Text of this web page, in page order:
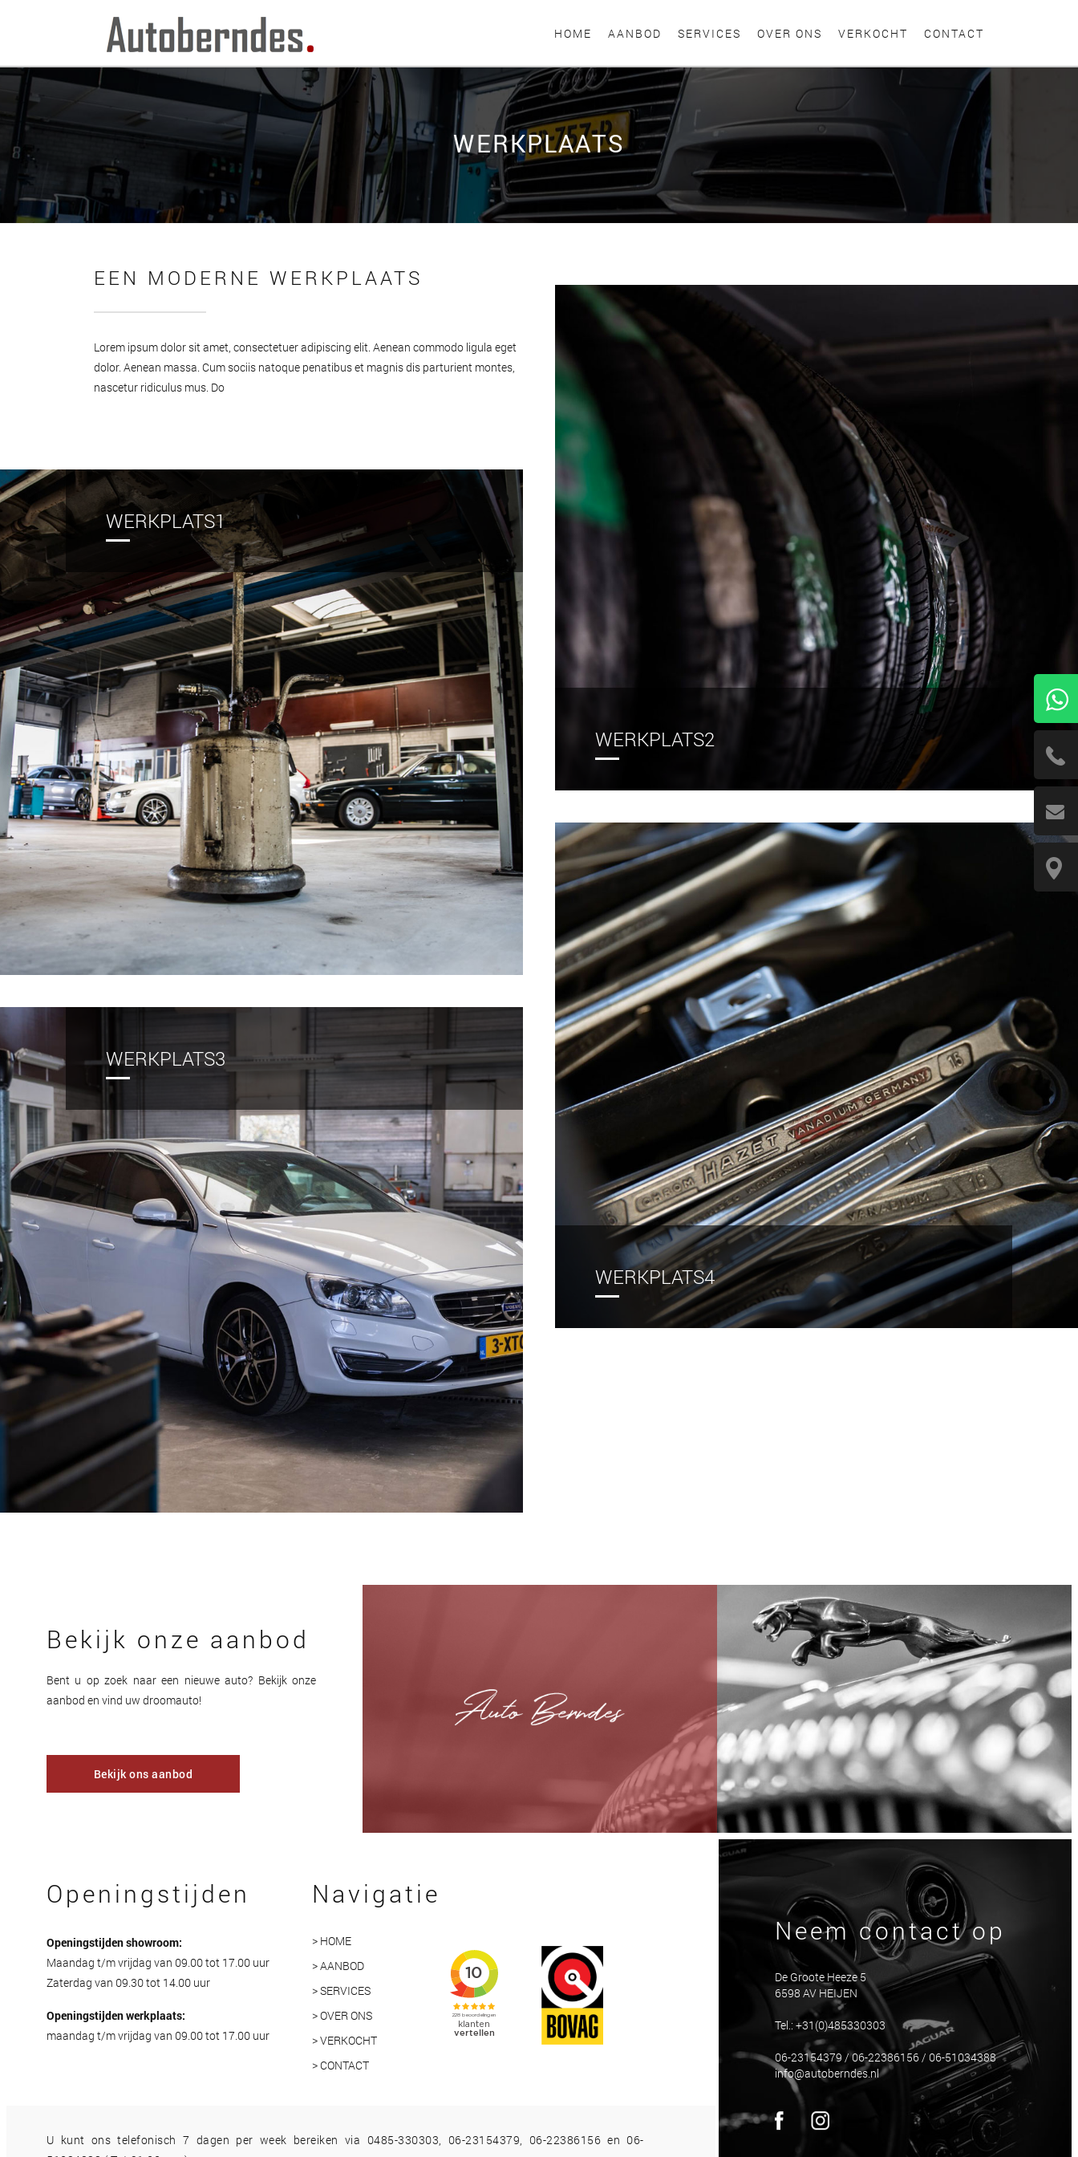
HOME AANBOD SERVICES OVER ONS VERKOCHT CONTACT
WERKPLAATS
EEN MODERNE WERKPLAATS
Lorem ipsum dolor sit amet, consectetuer adipiscing elit. Aenean commodo ligula eget
dolor. Aenean massa. Cum sociis natoque penatibus et magnis dis parturient montes,
nascetur ridiculus mus. Do
WERKPLATS1
WERKPLATS2
WERKPLATS3
WERKPLATS4
Bekijk onze aanbod
Bent u op zoek naar een nieuwe auto? Bekijk onze
aanbod en vind uw droomauto!
Bekijk ons aanbod
Openingstijden
Openingstijden showroom:
Maandag t/m vrijdag van 09.00 tot 17.00 uur
Zaterdag van 09.30 tot 14.00 uur
Openingstijden werkplaats:
maandag t/m vrijdag van 09.00 tot 17.00 uur
Navigatie
> HOME
> AANBOD
> SERVICES
> OVER ONS
> VERKOCHT
> CONTACT
U kunt ons telefonisch 7 dagen per week bereiken via 0485-330303, 06-23154379, 06-22386156 en 06-
Neem contact op
De Groote Heeze 5
6598 AV HEIJEN
Tel.: +31(0)485330303
06-23154379 / 06-22386156 / 06-51034388
info@autoberndes.nl